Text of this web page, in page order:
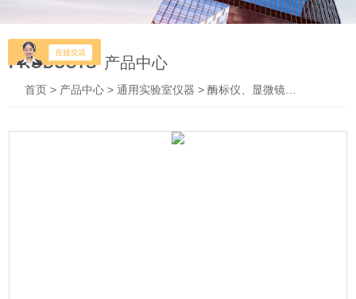
PRODUCTS 产品中心
首页> 产品中心 >通用实验室仪器 >酶标仪、显微镜、马弗炉及其他